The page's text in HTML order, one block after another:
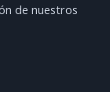
de nuestros